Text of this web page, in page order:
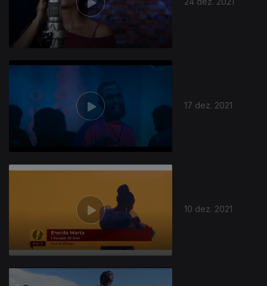
17 dez. 2021
10 dez. 2021